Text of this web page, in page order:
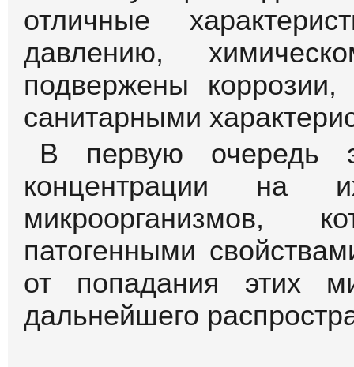
воздействиям на
надо понимать не
расположенную в
смещающихся слоев,
промерзанием
расширением из-за
давления часто
трубу простым весом.
Благодаря тому,